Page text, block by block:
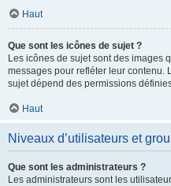
Haut
Que sont les icônes de sujet ?
Les icônes de sujet sont des images
messages pour refléter leur contenu.
sujet dépend des permissions
Haut
Niveaux d’utilisateurs et
Que sont les administrateurs ?
Les administrateurs sont les